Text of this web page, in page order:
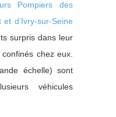
Pompiers des
d’Ivry-sur-Seine
surpris dans leur
chez eux.
échelle) sont
véhicules